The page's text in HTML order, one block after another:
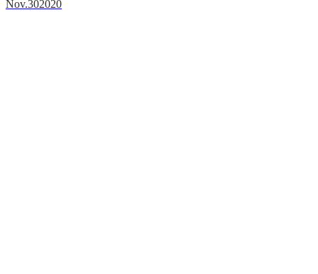
Nov.302020